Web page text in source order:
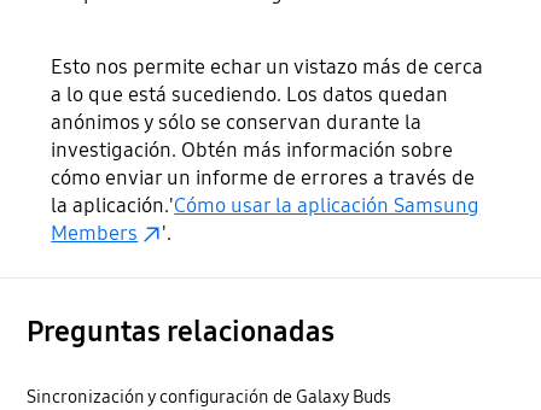
Esto nos permite echar un vistazo más de cerca
a lo que está sucediendo. Los datos quedan
anónimos y sólo se conservan durante la
investigación. Obtén más información sobre
cómo enviar un informe de errores a través de
la aplicación.'Cómo usar la aplicación Samsung
Members
'.
Preguntas relacionadas
Sincronización y configuración de Galaxy Buds